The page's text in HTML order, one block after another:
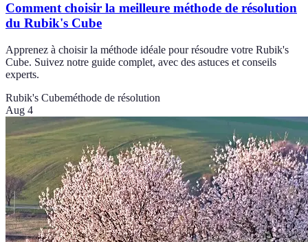
Comment choisir la meilleure méthode de résolution
du Rubik's Cube
Apprenez à choisir la méthode idéale pour résoudre votre Rubik's
Cube. Suivez notre guide complet, avec des astuces et conseils
experts.
Rubik's Cubeméthode de résolution
Aug 4